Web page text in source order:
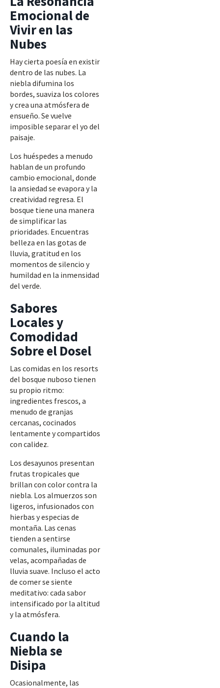
Emocional de
Vivir en las
Nubes
Hay cierta poesía en existir
dentro de las nubes. La
niebla difumina los
bordes, suaviza los colores
y crea una atmósfera de
ensueño. Se vuelve
imposible separar el yo del
paisaje.
Los huéspedes a menudo
hablan de un profundo
cambio emocional, donde
la ansiedad se evapora y la
creatividad regresa. El
bosque tiene una manera
de simplificar las
prioridades. Encuentras
belleza en las gotas de
lluvia, gratitud en los
momentos de silencio y
humildad en la inmensidad
del verde.
Sabores
Locales y
Comodidad
Sobre el Dosel
Las comidas en los resorts
del bosque nuboso tienen
su propio ritmo:
ingredientes frescos, a
menudo de granjas
cercanas, cocinados
lentamente y compartidos
con calidez.
Los desayunos presentan
frutas tropicales que
brillan con color contra la
niebla. Los almuerzos son
ligeros, infusionados con
hierbas y especias de
montaña. Las cenas
tienden a sentirse
comunales, iluminadas por
velas, acompañadas de
lluvia suave. Incluso el acto
de comer se siente
meditativo: cada sabor
intensificado por la altitud
y la atmósfera.
Cuando la
Niebla se
Disipa
Ocasionalmente, las